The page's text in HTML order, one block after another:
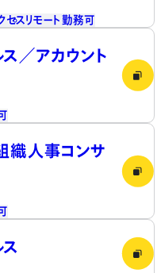
セス リモート勤務可
／アカウント
織人事コンサ